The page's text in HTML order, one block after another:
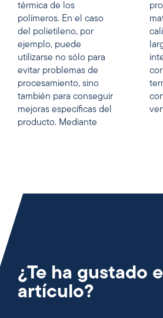
térmica de los
polímeros. En el caso
del polietileno, por
ejemplo, puede
utilizarse no sólo para
evitar problemas de
procesamiento, sino
también para conseguir
mejoras específicas del
producto. Mediante
propiedades del
material y garantizar la
calidad del producto a
largo plazo. Quienes
interpretan
correctamente los
termogramas
convierten los datos en
¿Te ha gustado
artículo?